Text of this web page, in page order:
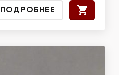
ПОДРОБНЕЕ